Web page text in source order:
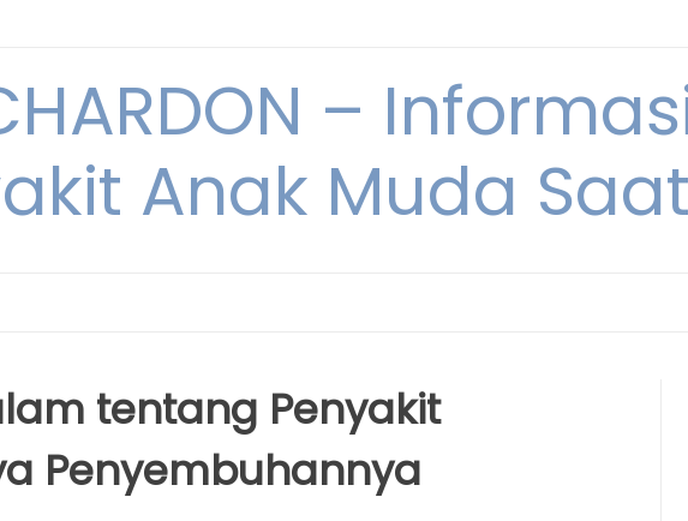
–
Anak Muda
tentang Penyakit
Penyembuhannya